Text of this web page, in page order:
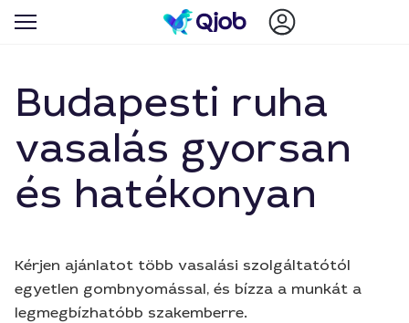
Budapesti ruha
vasalás gyorsan
és hatékonyan
Kérjen ajánlatot több vasalási szolgáltatótól
egyetlen gombnyomással, és bízza a munkát a
legmegbízhatóbb szakemberre.